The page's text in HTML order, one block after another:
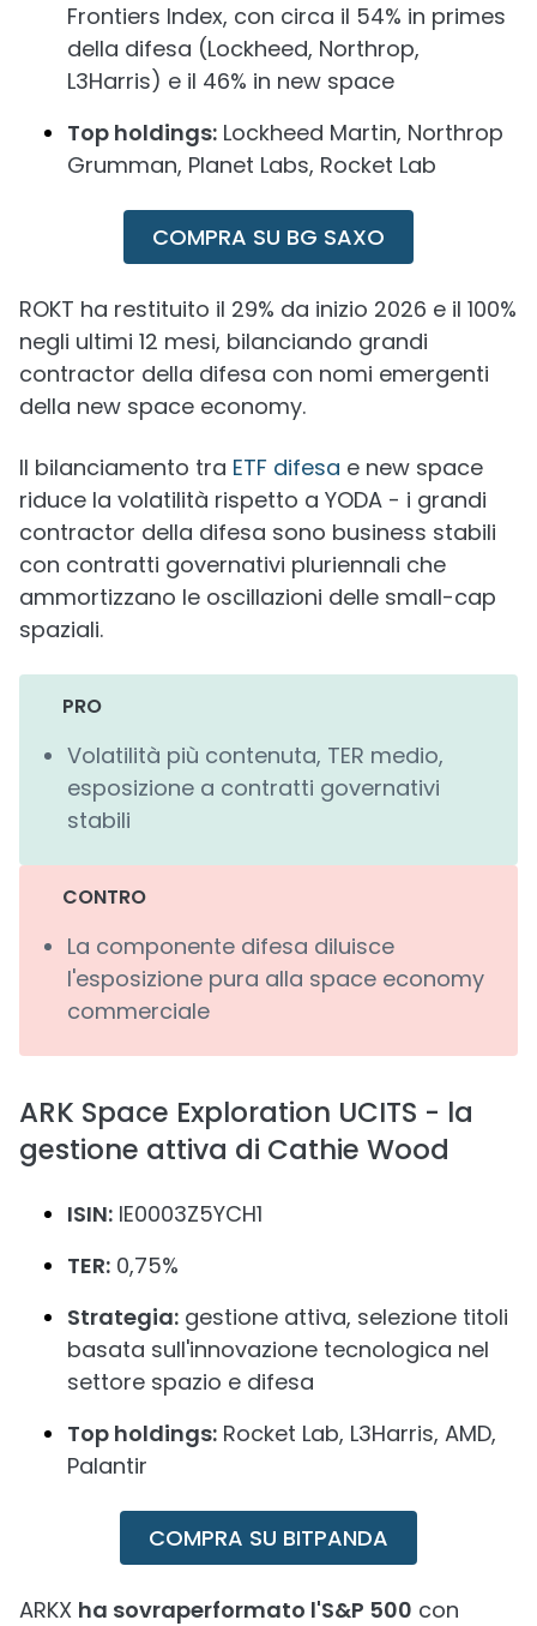
Frontiers Index, con circa il 54% in primes
della difesa (Lockheed, Northrop,
L3Harris) e il 46% in new space
Top holdings: Lockheed Martin, Northrop
Grumman, Planet Labs, Rocket Lab
COMPRA SU BG SAXO
ROKT ha restituito il 29% da inizio 2026 e il 100%
negli ultimi 12 mesi, bilanciando grandi
contractor della difesa con nomi emergenti
della new space economy.
Il bilanciamento tra ETF difesa e new space
riduce la volatilità rispetto a YODA - i grandi
contractor della difesa sono business stabili
con contratti governativi pluriennali che
ammortizzano le oscillazioni delle small-cap
spaziali.
PRO
Volatilità più contenuta, TER medio,
esposizione a contratti governativi
stabili
CONTRO
La componente difesa diluisce
l'esposizione pura alla space economy
commerciale
ARK Space Exploration UCITS - la
gestione attiva di Cathie Wood
ISIN: IE0003Z5YCH1
TER: 0,75%
Strategia: gestione attiva, selezione titoli
basata sull'innovazione tecnologica nel
settore spazio e difesa
Top holdings: Rocket Lab, L3Harris, AMD,
Palantir
COMPRA SU BITPANDA
ARKX ha sovraperformato l'S&P 500 con